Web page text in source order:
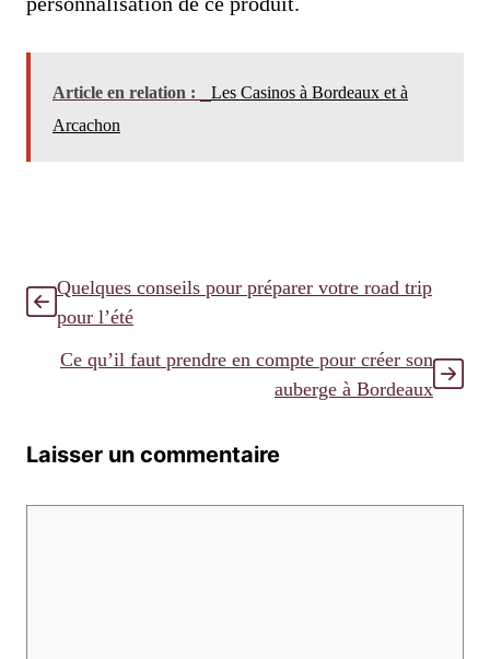
Article en relation :
Les Casinos à Bordeaux et à
Arcachon
Quelques conseils pour préparer votre road trip
pour l’été
Ce qu’il faut prendre en compte pour créer son
auberge à Bordeaux
Laisser un commentaire